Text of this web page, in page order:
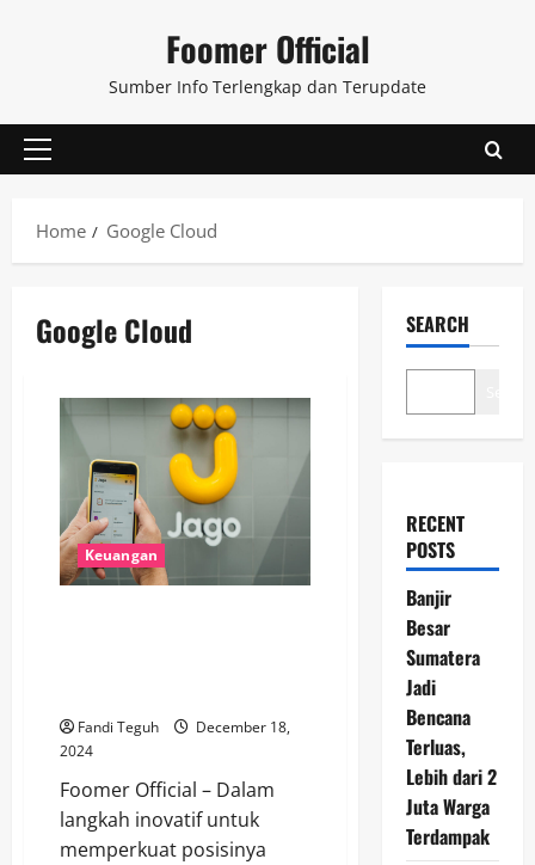
Foomer Official
Sumber Info Terlengkap dan Terupdate
Primary
Home
Google Cloud
Google Cloud
Keuangan
Fandi Teguh
December 18,
2024
Foomer Official – Dalam
langkah inovatif untuk
memperkuat posisinya
SEARCH
RECENT
POSTS
Banjir
Besar
Sumatera
Jadi
Bencana
Terluas,
Lebih dari 2
Juta Warga
Terdampak